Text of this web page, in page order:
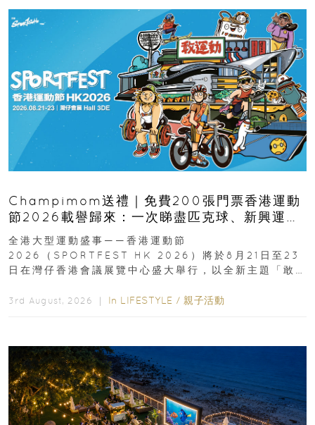
Champimom送禮｜免費200張門票香港運動
節2026載譽歸來：一次睇盡匹克球、新興運
動、街舞比賽＋逾百運動品牌展覽
全港大型運動盛事——香港運動節
2026（SPORTFEST HK 2026）將於8月21日至23
日在灣仔香港會議展覽中心盛大舉行，以全新主題「敢
3rd August, 2026 ｜ In LIFESTYLE / 親子活動